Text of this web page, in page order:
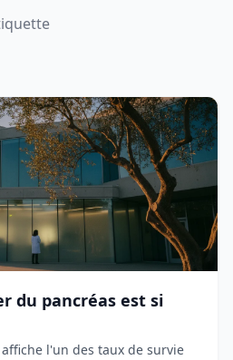
du pancréas est si
l'un des taux de survie